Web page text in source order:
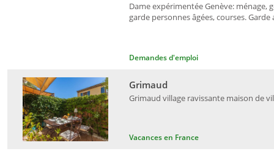
Demandes d'emploi
Dame expérimentée Genève:
garde personnes âgées, courses.
Vacances en France
Grimaud village ravissante maison de
Grimaud